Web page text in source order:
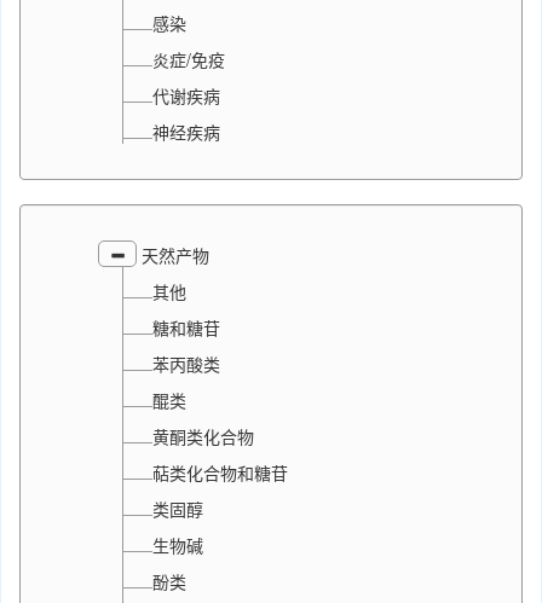
感染
炎症/免疫
代谢疾病
神经疾病
天然产物
其他
糖和糖苷
苯丙酸类
醌类
黄酮类化合物
萜类化合物和糖苷
类固醇
生物碱
酚类